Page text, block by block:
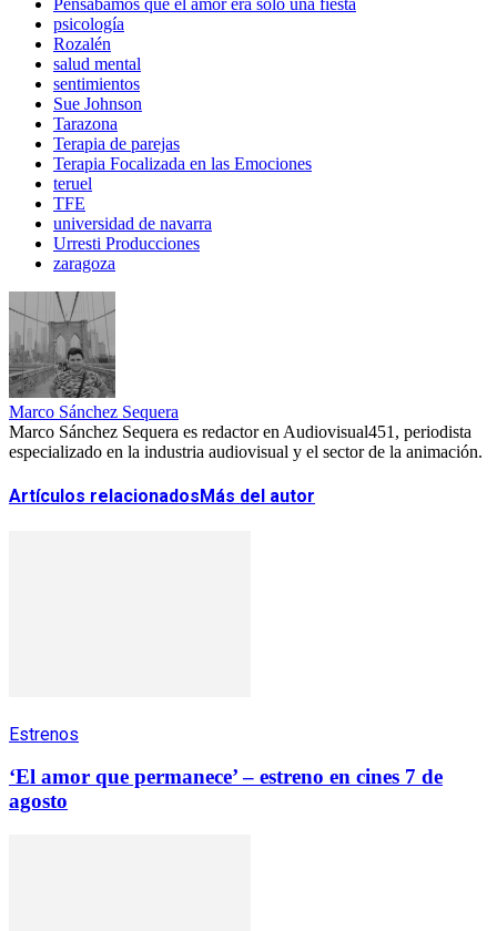
Pensábamos que el amor era solo una fiesta
psicología
Rozalén
salud mental
sentimientos
Sue Johnson
Tarazona
Terapia de parejas
Terapia Focalizada en las Emociones
teruel
TFE
universidad de navarra
Urresti Producciones
zaragoza
Marco Sánchez Sequera
Marco Sánchez Sequera es redactor en Audiovisual451, periodista
especializado en la industria audiovisual y el sector de la animación.
Artículos relacionados Más del autor
Estrenos
‘El amor que permanece’ – estreno en cines 7 de
agosto